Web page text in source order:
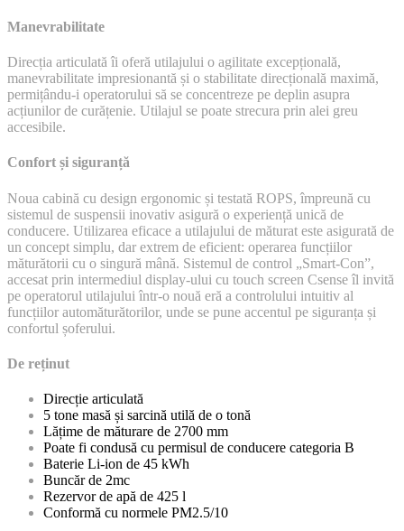
Manevrabilitate
Direcția articulată îi oferă utilajului o agilitate excepțională,
manevrabilitate impresionantă și o stabilitate direcțională maximă,
permițându-i operatorului să se concentreze pe deplin asupra
acțiunilor de curățenie. Utilajul se poate strecura prin alei greu
accesibile.
Confort și siguranță
Noua cabină cu design ergonomic și testată ROPS, împreună cu
sistemul de suspensii inovativ asigură o experiență unică de
conducere. Utilizarea eficace a utilajului de măturat este asigurată de
un concept simplu, dar extrem de eficient: operarea funcțiilor
măturătorii cu o singură mână. Sistemul de control „Smart-Con”,
accesat prin intermediul display-ului cu touch screen Csense îl invită
pe operatorul utilajului într-o nouă eră a controlului intuitiv al
funcțiilor automăturătorilor, unde se pune accentul pe siguranța și
confortul șoferului.
De reținut
Direcție articulată
5 tone masă și sarcină utilă de o tonă
Lățime de măturare de 2700 mm
Poate fi condusă cu permisul de conducere categoria B
Baterie Li-ion de 45 kWh
Buncăr de 2mc
Rezervor de apă de 425 l
Conformă cu normele PM2.5/10